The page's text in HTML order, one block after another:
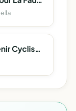
Epac 2A École Pietrosella Avenir Cyclisme